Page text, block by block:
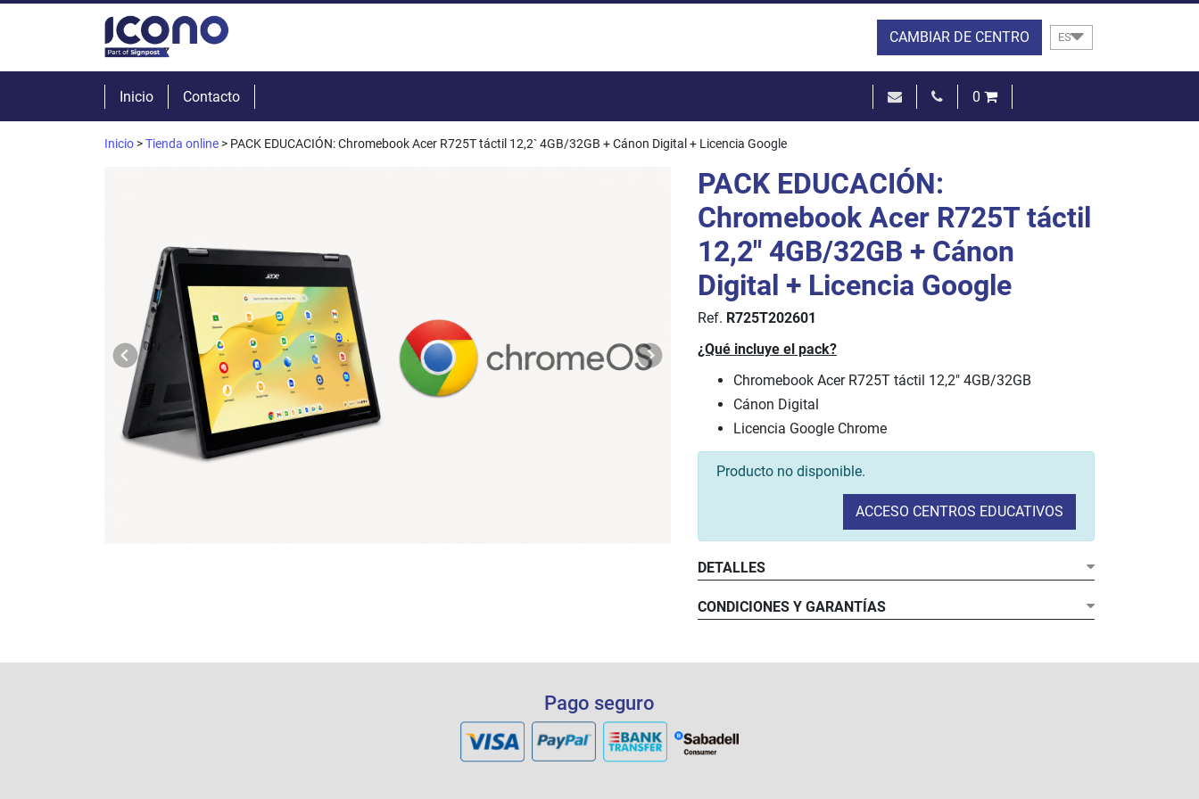
CAMBIAR DE CENTRO ES
Inicio Contacto
0
Inicio >Tienda online > PACK EDUCACIÓN: Chromebook Acer R725T táctil 12,2` 4GB/32GB + Cánon Digital + Licencia Google
PACK EDUCACIÓN:
Chromebook Acer R725T táctil
12,2" 4GB/32GB + Cánon
Digital + Licencia Google
Ref. R725T202601
¿Qué incluye el pack?
Chromebook Acer R725T táctil 12,2" 4GB/32GB
Cánon Digital
Licencia Google Chrome
Producto no disponible.
ACCESO CENTROS EDUCATIVOS
DETALLES
CONDICIONES Y GARANTÍAS
Pago seguro